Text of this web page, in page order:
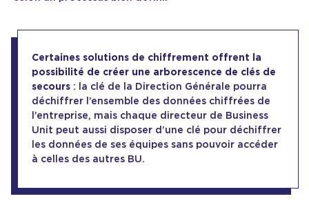
Certaines solutions de chiffrement offrent la
possibilité de créer une arborescence de clés de
secours : la clé de la Direction Générale pourra
déchiffrer l’ensemble des données chiffrées de
l’entreprise, mais chaque directeur de Business
Unit peut aussi disposer d’une clé pour déchiffrer
les données de ses équipes sans pouvoir accéder
à celles des autres BU.